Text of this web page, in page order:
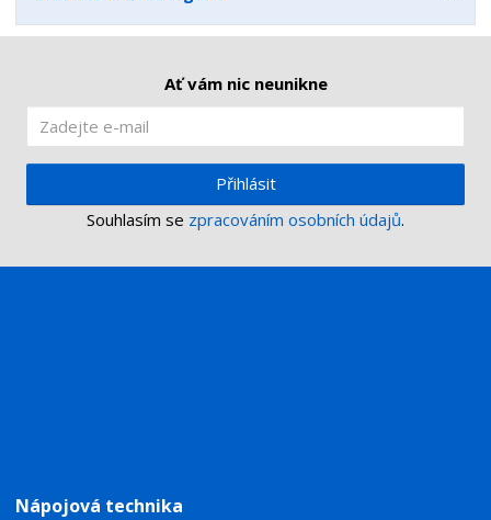
Ať vám nic neunikne
Přihlásit
Souhlasím se zpracováním osobních údajů.
Nápojová technika